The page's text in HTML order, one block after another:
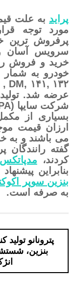
پراید به علت
مورد توجه
پرفروش ترین
سرویس آسان
خرید و فروش
خودرو به
شرکت سایپا (SAIPA) آغاز شد.
بسیاری از
ارزان قیمت
می باشند و به
گفته رانندگان
کردند، مدپاتکس
بنابراین
بنزین سوپر
به صرفه است.
پترونانو
بنزین،